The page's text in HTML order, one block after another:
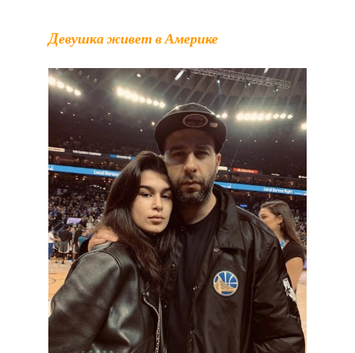
Девушка живет в Америке